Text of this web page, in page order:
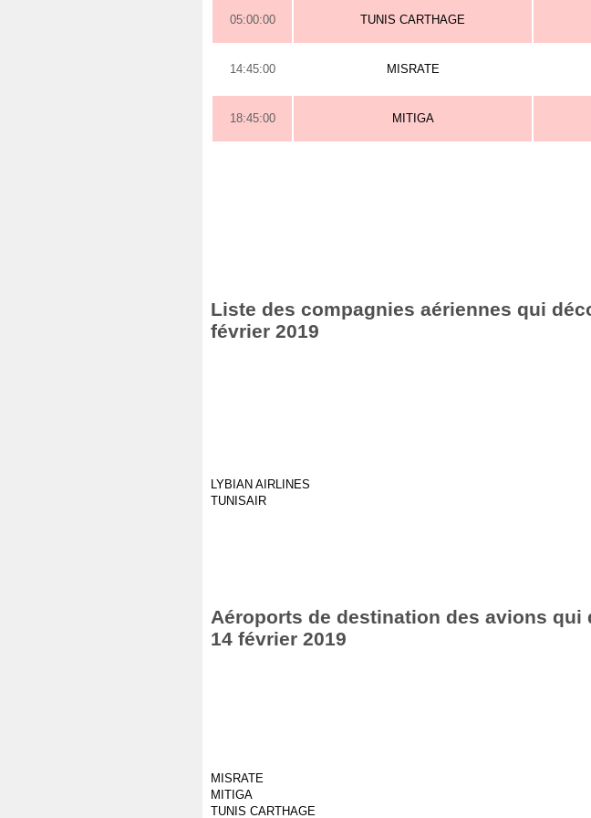
05:00:00 TUNIS CARTHAGE
14:45:00 MISRATE
18:45:00 MITIGA
Liste des compagnies aériennes qui
février 2019
LYBIAN AIRLINES
TUNISAIR
Aéroports de destination des avions
14 février 2019
MISRATE
MITIGA
TUNIS CARTHAGE